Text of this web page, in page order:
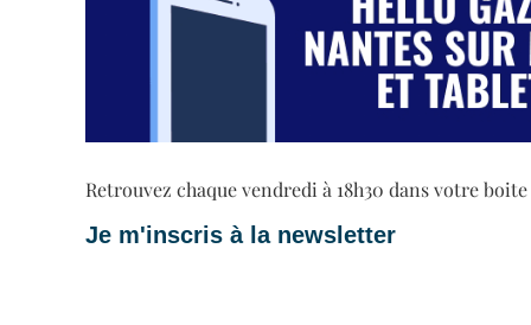
Retrouvez chaque vendredi à 18h30 dans votre
Je m'inscris à la newsletter